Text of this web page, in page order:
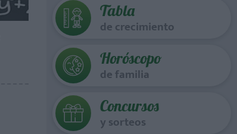
Tabla
de crecimiento
Horóscopo
de familia
Concursos
y sorteos